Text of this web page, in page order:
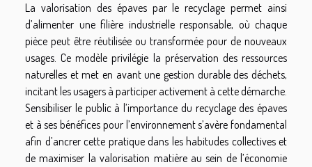
La valorisation des épaves par le recyclage permet ainsi
d’alimenter une filière industrielle responsable, où chaque
pièce peut être réutilisée ou transformée pour de nouveaux
usages. Ce modèle privilégie la préservation des ressources
naturelles et met en avant une gestion durable des déchets,
incitant les usagers à participer activement à cette démarche.
Sensibiliser le public à l’importance du recyclage des épaves
et à ses bénéfices pour l’environnement s’avère fondamental
afin d’ancrer cette pratique dans les habitudes collectives et
de maximiser la valorisation matière au sein de l’économie